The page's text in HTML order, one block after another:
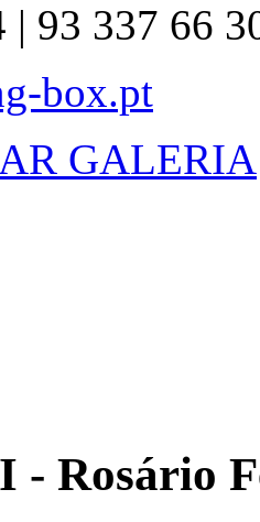
| 93 337 66
box.pt
GALERIA
- Rosário